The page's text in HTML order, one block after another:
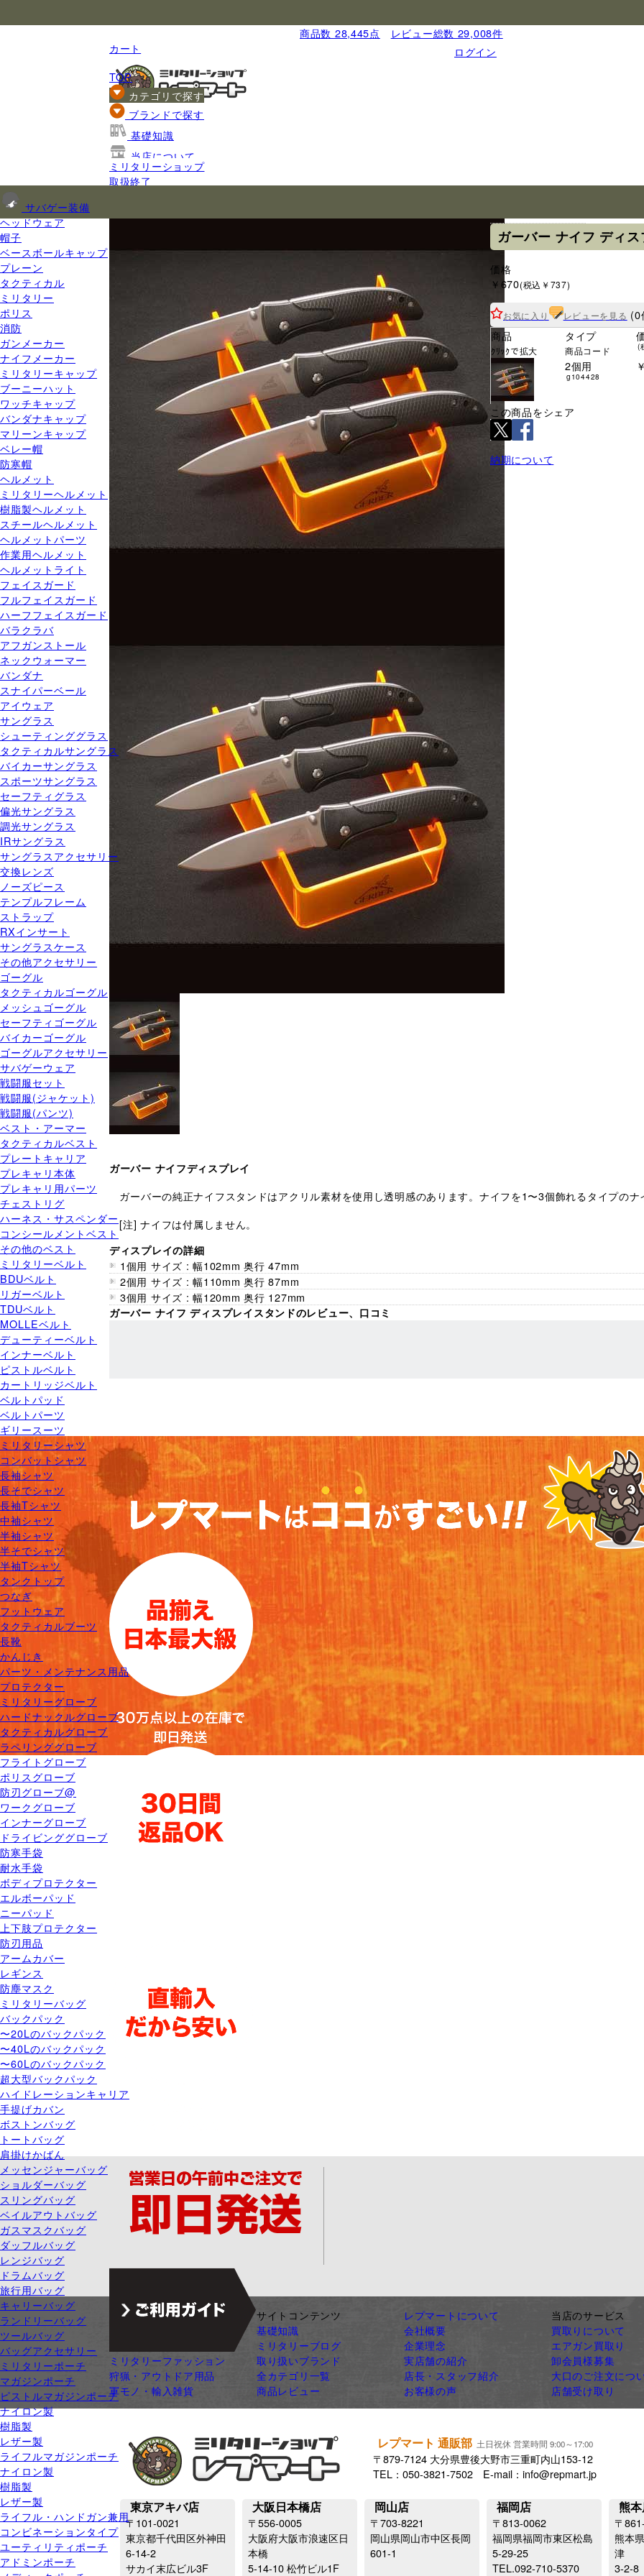
商品数 28,445点
レビュー総数 29,008件
ログイン
カート
TOP
カテゴリで探す
サバゲー装備
ヘッドウェア
帽子
ベースボールキャップ
プレーン
タクティカル
ミリタリー
ポリス
消防
ガンメーカー
ナイフメーカー
ミリタリーキャップ
ブーニーハット
ワッチキャップ
バンダナキャップ
マリーンキャップ
ベレー帽
防寒帽
ヘルメット
ミリタリーヘルメット
樹脂製ヘルメット
スチールヘルメット
ヘルメットパーツ
作業用ヘルメット
ヘルメットライト
フェイスガード
フルフェイスガード
ハーフフェイスガード
バラクラバ
アフガンストール
ネックウォーマー
バンダナ
スナイパーベール
アイウェア
サングラス
シューティンググラス
タクティカルサングラス
バイカーサングラス
スポーツサングラス
セーフティグラス
偏光サングラス
調光サングラス
IRサングラス
サングラスアクセサリー
交換レンズ
ノーズピース
テンプルフレーム
ストラップ
RXインサート
サングラスケース
その他アクセサリー
ゴーグル
タクティカルゴーグル
メッシュゴーグル
セーフティゴーグル
バイカーゴーグル
ゴーグルアクセサリー
サバゲーウェア
戦闘服セット
戦闘服(ジャケット)
戦闘服(パンツ)
ベスト・アーマー
タクティカルベスト
プレートキャリア
プレキャリ本体
プレキャリ用パーツ
チェストリグ
ハーネス・サスペンダー
コンシールメントベスト
その他のベスト
ミリタリーベルト
BDUベルト
リガーベルト
TDUベルト
MOLLEベルト
デューティーベルト
インナーベルト
ピストルベルト
カートリッジベルト
ベルトパッド
ベルトパーツ
ギリースーツ
ミリタリーシャツ
コンバットシャツ
長袖シャツ
長そでシャツ
長袖Tシャツ
中袖シャツ
半袖シャツ
半そでシャツ
半袖Tシャツ
タンクトップ
つなぎ
フットウェア
タクティカルブーツ
長靴
かんじき
パーツ・メンテナンス用品
プロテクター
ミリタリーグローブ
ハードナックルグローブ
タクティカルグローブ
ラペリンググローブ
フライトグローブ
ポリスグローブ
防刃グローブ@
ワークグローブ
インナーグローブ
ドライビンググローブ
防寒手袋
耐水手袋
ボディプロテクター
エルボーパッド
ニーパッド
上下肢プロテクター
防刃用品
アームカバー
レギンス
防塵マスク
ミリタリーバッグ
バックパック
〜20Lのバックパック
〜40Lのバックパック
〜60Lのバックパック
超大型バックパック
ハイドレーションキャリア
手提げカバン
ボストンバッグ
トートバッグ
肩掛けかばん
メッセンジャーバッグ
ショルダーバッグ
スリングバッグ
ベイルアウトバッグ
ガスマスクバッグ
ダッフルバッグ
レンジバッグ
ドラムバッグ
旅行用バッグ
キャリーバッグ
ランドリーバッグ
ツールバッグ
バッグアクセサリー
ミリタリーポーチ
マガジンポーチ
ピストルマガジンポーチ
ナイロン製
樹脂製
レザー製
ライフルマガジンポーチ
ナイロン製
樹脂製
レザー製
ライフル・ハンドガン兼用
コンビネーションタイプ
ユーティリティポーチ
アドミンポーチ
ブランドで探す
基礎知識
当店について
ご利用ガイド
ミリタリーショップ
取扱終了
ガーバー ナイフ ディ
価格
￥670(税込￥737)
お気に入り レビューを見る (0
商品
ｸﾘｯｸで拡大
タイプ
商品コード (
2個用
g104428
この商品をシェア
納期について
ガーバー ナイフディスプレイ
ガーバーの純正ナイフスタンドはアクリル素材を使用し透明感のあります。ナイフを1〜3個飾れるタイプのナ
[注] ナイフは付属しません。
ディスプレイの詳細
1個用 サイズ : 幅102mm 奥行 47mm
2個用 サイズ : 幅110mm 奥行 87mm
3個用 サイズ : 幅120mm 奥行 127mm
ガーバー ナイフ ディスプレイスタンドのレビュー、口コミ
ジャンル別カテゴリ
ミリタリーファッション
狩猟・アウトドア用品
軍モノ・輸入雑貨
サイトコンテンツ
基礎知識
ミリタリーブログ
取り扱いブランド
全カテゴリ一覧
商品レビュー
レプマートについて
会社概要
企業理念
実店舗の紹介
店長・スタッフ紹介
お客様の声
当店のサービス
買取りについて
エアガン買取り
卸会員様募集
大口のご注文につ
店舗受け取り
レプマート 通販部 土日祝休 営業時間 9:00～17:00
〒879-7124 大分県豊後大野市三重町内山153-12
TEL：050-3821-7502 E-mail：info@repmart.jp
東京アキバ店
〒101-0021
東京都千代田区外神田
6-14-2
サカイ末広ビル3F
大阪日本橋店
〒556-0005
大阪府大阪市浪速区日
本橋
5-14-10 松竹ビル1F
岡山店
〒703-8221
岡山県岡山市中区長岡
601-1
福岡店
〒813-0062
福岡県福岡市東区松島
5-29-25
TEL.092-710-5370
熊
〒
熊本
津
3-2-8